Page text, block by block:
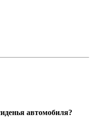
автомобиля?